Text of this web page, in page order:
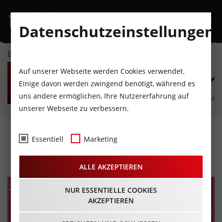
EVENTKALENDER
DO
6
AUGUST
FR
7
AUGUST
SA
8
AUGUST
SO
9
AUGUST
MO
10
AUGUST
Kinky Party im B1
11.07.2026 - Beginn 22:00 Uhr
Datenschutzeinstellungen
Auf unserer Webseite werden Cookies verwendet.
Einige davon werden zwingend benötigt, während es
uns andere ermöglichen, Ihre Nutzererfahrung auf
unserer Webseite zu verbessern.
Essentiell Marketing
ALLE AKZEPTIEREN
NUR ESSENTIELLE COOKIES
AKZEPTIEREN